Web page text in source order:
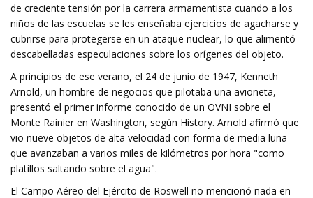
de creciente tensión por la carrera armamentista cuando a los
niños de las escuelas se les enseñaba ejercicios de agacharse y
cubrirse para protegerse en un ataque nuclear, lo que alimentó
descabelladas especulaciones sobre los orígenes del objeto.
A principios de ese verano, el 24 de junio de 1947, Kenneth
Arnold, un hombre de negocios que pilotaba una avioneta,
presentó el primer informe conocido de un OVNI sobre el
Monte Rainier en Washington, según History. Arnold afirmó que
vio nueve objetos de alta velocidad con forma de media luna
que avanzaban a varios miles de kilómetros por hora "como
platillos saltando sobre el agua".
El Campo Aéreo del Ejército de Roswell no mencionó nada en